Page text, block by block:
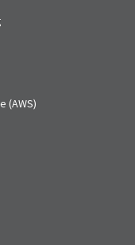
(AWS)